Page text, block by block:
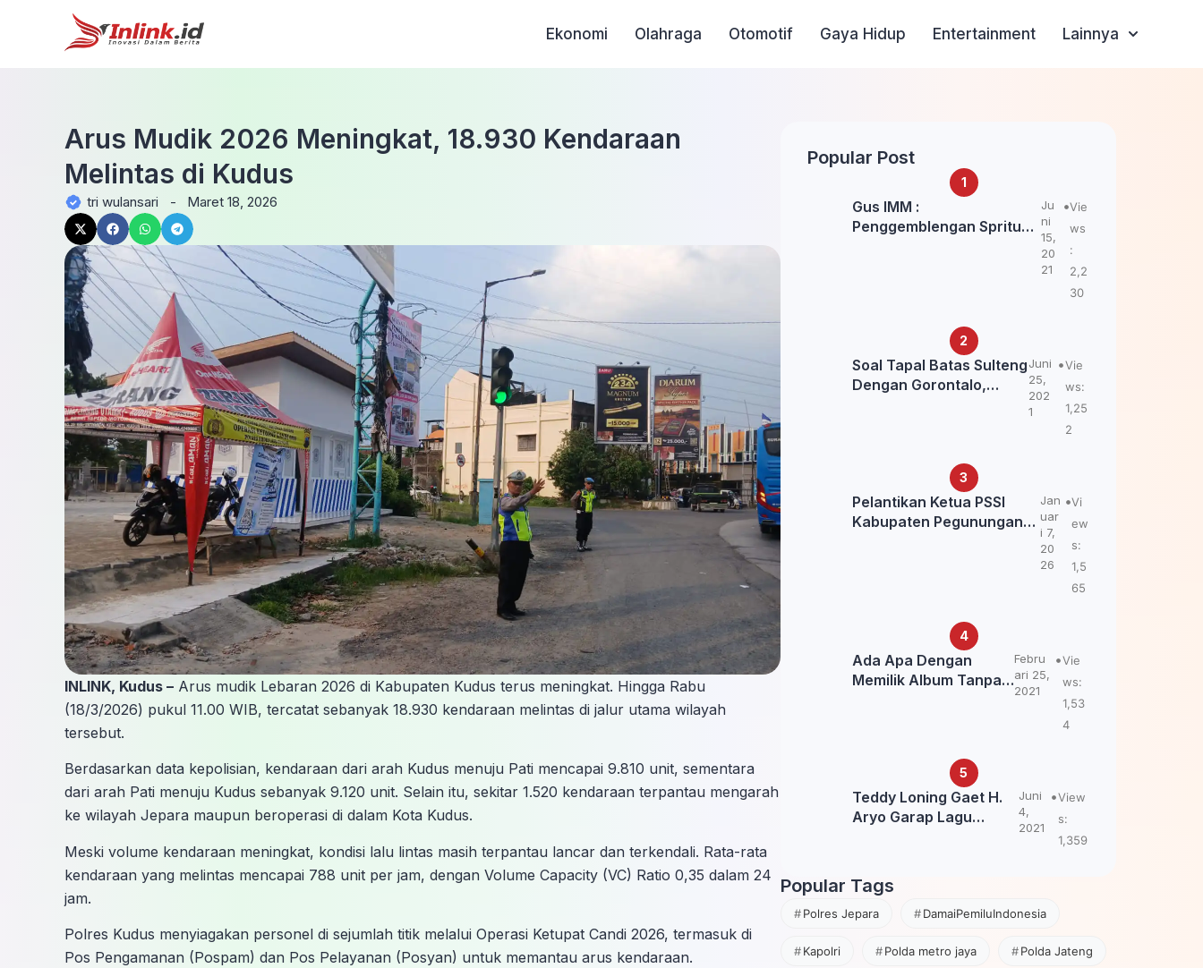
Ekonomi Olahraga Otomotif Gaya Hidup Entertainment Lainnya
Arus Mudik 2026 Meningkat, 18.930 Kendaraan
Melintas di Kudus
tri wulansari - Maret 18, 2026
INLINK, Kudus – Arus mudik Lebaran 2026 di Kabupaten Kudus terus meningkat. Hingga Rabu
(18/3/2026) pukul 11.00 WIB, tercatat sebanyak 18.930 kendaraan melintas di jalur utama wilayah
tersebut.
Berdasarkan data kepolisian, kendaraan dari arah Kudus menuju Pati mencapai 9.810 unit, sementara
dari arah Pati menuju Kudus sebanyak 9.120 unit. Selain itu, sekitar 1.520 kendaraan terpantau mengarah
ke wilayah Jepara maupun beroperasi di dalam Kota Kudus.
Meski volume kendaraan meningkat, kondisi lalu lintas masih terpantau lancar dan terkendali. Rata-rata
kendaraan yang melintas mencapai 788 unit per jam, dengan Volume Capacity (VC) Ratio 0,35 dalam 24
jam.
Polres Kudus menyiagakan personel di sejumlah titik melalui Operasi Ketupat Candi 2026, termasuk di
Pos Pengamanan (Pospam) dan Pos Pelayanan (Posyan) untuk memantau arus kendaraan.
Popular Post
Gus IMM :
Penggemblengan Spritual
Ju
ni
15,
20
21
Vie
ws
:
2,2
30
Soal Tapal Batas Sulteng
Dengan Gorontalo,
Juni
25,
202
1
Vie
ws:
1,25
2
Pelantikan Ketua PSSI
Kabupaten Pegunungan
Jan
uar
i 7,
20
26
Vi
ew
s:
1,5
65
Ada Apa Dengan
Memilik Album Tanpa
Febru
ari 25,
2021
Vie
ws:
1,53
4
Teddy Loning Gaet H.
Aryo Garap Lagu
Juni
4,
2021
View
s:
1,359
Popular Tags
Polres Jepara DamaiPemiluIndonesia
Kapolri Polda metro jaya Polda Jateng